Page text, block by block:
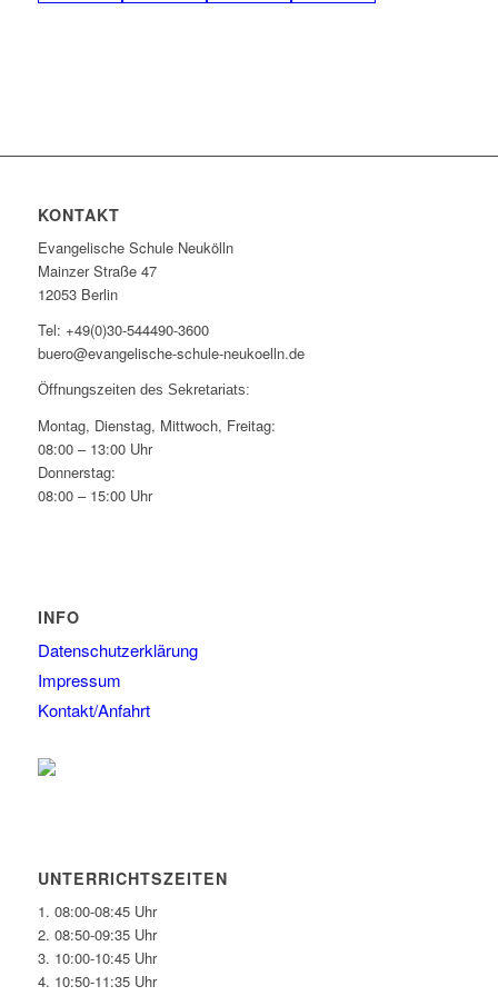
KONTAKT
Evangelische Schule Neukölln
Mainzer Straße 47
12053 Berlin
Tel: +49(0)30-544490-3600
buero@evangelische-schule-neukoelln.de
Öffnungszeiten des Sekretariats:
Montag, Dienstag, Mittwoch, Freitag:
08:00 – 13:00 Uhr
Donnerstag:
08:00 – 15:00 Uhr
INFO
Datenschutzerklärung
Impressum
Kontakt/Anfahrt
UNTERRICHTSZEITEN
1. 08:00-08:45 Uhr
2. 08:50-09:35 Uhr
3. 10:00-10:45 Uhr
4. 10:50-11:35 Uhr